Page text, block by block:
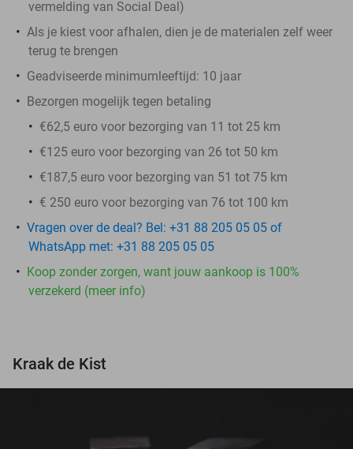
vermelding van Social Deal)
Als je kiest voor afhalen, dien je de materialen zelf weer
terug te brengen
Geadviseerde minimumleeftijd: 10 jaar
Bezorgen mogelijk tegen betaling
€62,5 euro voor bezorging van 11 tot 25 km
€125 euro voor bezorging van 26 tot 50 km
€187,5 euro voor bezorging van 51 tot 75 km
€ 250 euro voor bezorging van 76 tot 100 km
Vragen over de deal? Bel: +31 88 205 05 05 of
WhatsApp met: +31 88 205 05 05
Koop zonder zorgen, want jouw aankoop is 100%
verzekerd (meer info)
Kraak de Kist